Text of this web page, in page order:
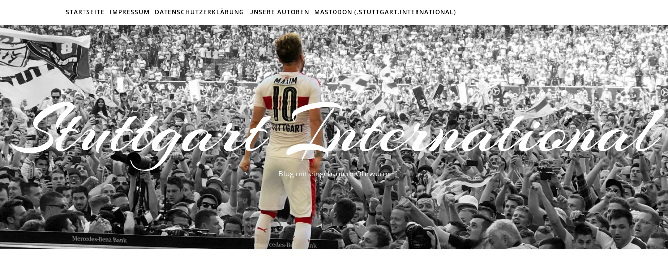
STARTSEITE IMPRESSUM DATENSCHUTZERKLÄRUNG UNSERE AUTOREN MASTODON (.STUTTGART.INTERNATIONAL)
Stuttgart International
Blog mit eingebautem Ohrwurm